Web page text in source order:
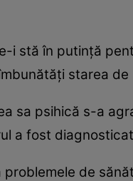
i stă în putință
starea
sa psihică s-a
a fost
de